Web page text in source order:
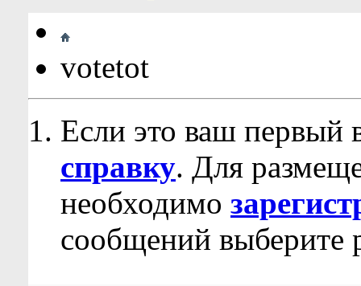
votetot
Если это ваш первый
справку. Для
необходимо
сообщений выберите